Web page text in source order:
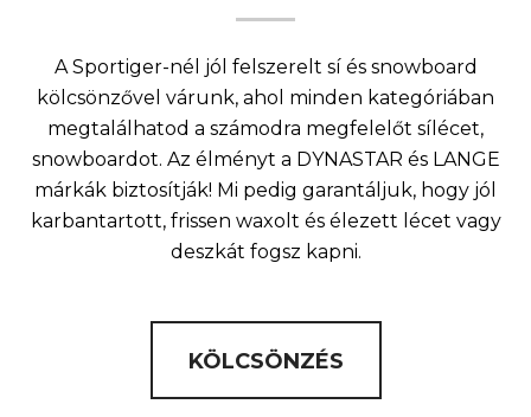
A Sportiger-nél jól felszerelt sí és snowboard
kölcsönzővel várunk, ahol minden kategóriában
megtalálhatod a számodra megfelelőt sílécet,
snowboardot. Az élményt a DYNASTAR és LANGE
márkák biztosítják! Mi pedig garantáljuk, hogy jól
karbantartott, frissen waxolt és élezett lécet vagy
deszkát fogsz kapni.
KÖLCSÖNZÉS